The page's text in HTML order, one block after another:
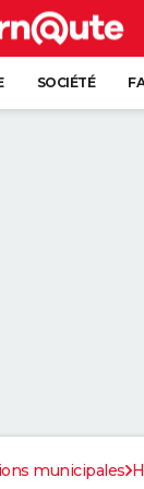
SOCIÉTÉ
municipales